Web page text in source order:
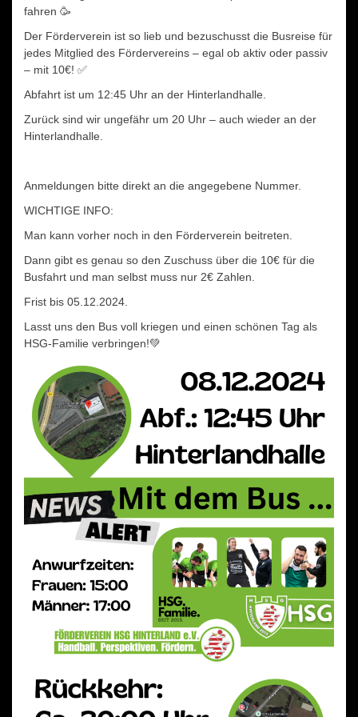
fahren 🥳
Der Förderverein ist so lieb und bezuschusst die Busreise für
jedes Mitglied des Fördervereins – egal ob aktiv oder passiv
– mit 10€! ✅️
Abfahrt ist um 12:45 Uhr an der Hinterlandhalle.
Zurück sind wir ungefähr um 20 Uhr – auch wieder an der
Hinterlandhalle.
Anmeldungen bitte direkt an die angegebene Nummer.
WICHTIGE INFO:
Man kann vorher noch in den Förderverein beitreten.
Dann gibt es genau so den Zuschuss über die 10€ für die
Busfahrt und man selbst muss nur 2€ Zahlen.
Frist bis 05.12.2024.
Lasst uns den Bus voll kriegen und einen schönen Tag als
HSG-Familie verbringen!💚